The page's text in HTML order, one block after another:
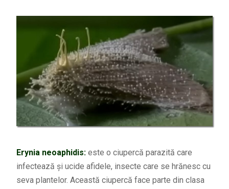
Erynia neoaphidis: este o ciupercă parazită care
infectează și ucide afidele, insecte care se hrănesc cu
seva plantelor. Această ciupercă face parte din clasa